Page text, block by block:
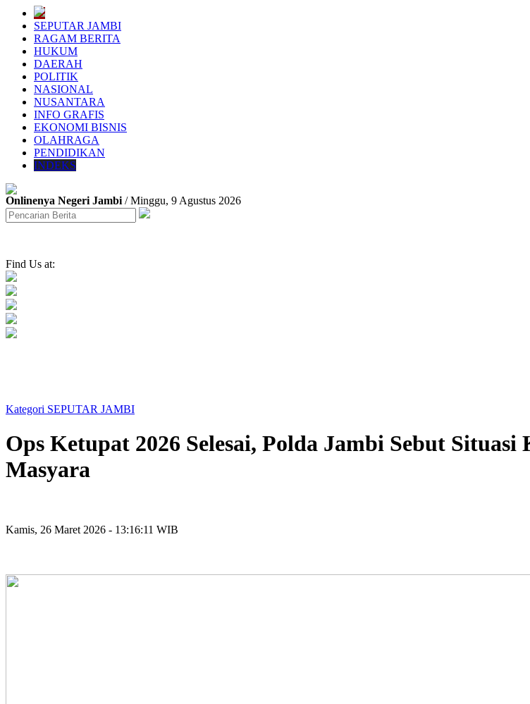
SEPUTAR JAMBI
RAGAM BERITA
HUKUM
DAERAH
POLITIK
NASIONAL
NUSANTARA
INFO GRAFIS
EKONOMI BISNIS
OLAHRAGA
PENDIDIKAN
INDEKS
Onlinenya Negeri Jambi / Minggu, 9 Agustus 2026
Find Us at:
Kategori SEPUTAR JAMBI
Ops Ketupat 2026 Selesai, Polda Jambi Sebut
Masyara
Kamis, 26 Maret 2026 - 13:16:11 WIB